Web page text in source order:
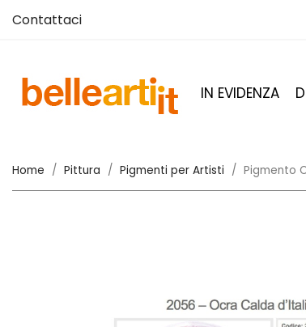
Contattaci
IN EVIDENZA
Home Pittura Pigmenti per Artisti Pigmento